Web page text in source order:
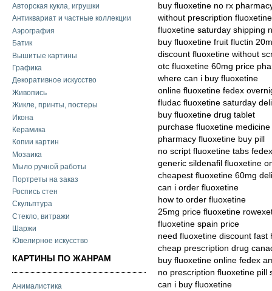
Авторская кукла, игрушки
Антиквариат и частные коллекции
Аэрография
Батик
Вышитые картины
Графика
Декоративное искусство
Живопись
Жикле, принты, постеры
Икона
Керамика
Копии картин
Мозаика
Мыло ручной работы
Портреты на заказ
Роспись стен
Скульптура
Стекло, витражи
Шаржи
Ювелирное искусство
КАРТИНЫ ПО ЖАНРАМ
Анималистика
buy fluoxetine no rx
without prescription
fluoxetine saturday shipping
buy fluoxetine fruit fluctin
discount fluoxetine without
otc fluoxetine 60mg price
where can i buy fluoxetine
online fluoxetine fedex
fludac fluoxetine saturday
buy fluoxetine drug tablet
purchase fluoxetine
pharmacy fluoxetine buy pill
no script fluoxetine tabs fedex
generic sildenafil fluoxetine
cheapest fluoxetine 60mg
can i order fluoxetine
how to order fluoxetine
25mg price fluoxetine
fluoxetine spain price
need fluoxetine discount
cheap prescription drug
buy fluoxetine online fedex
no prescription fluoxetine pill
can i buy fluoxetine